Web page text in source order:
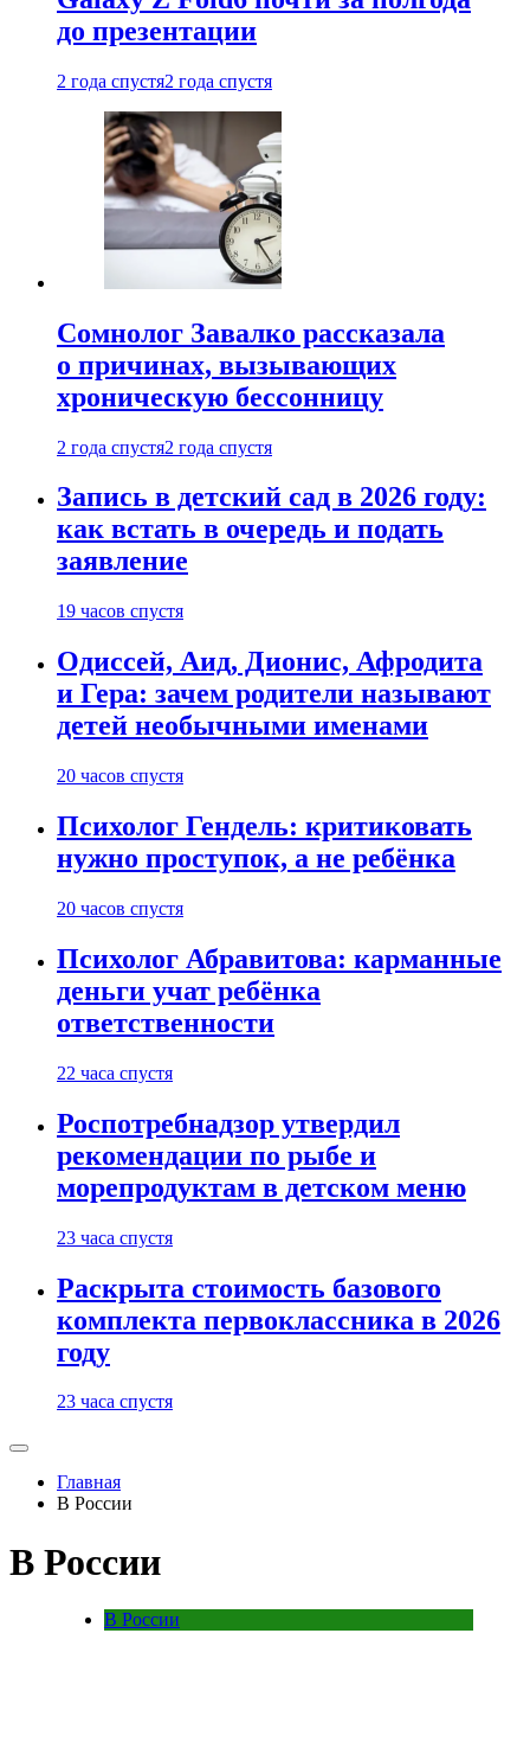
до презентации
2 года спустя2 года спустя
Сомнолог Завалко рассказала
о причинах, вызывающих
хроническую бессонницу
2 года спустя2 года спустя
Запись в детский сад в 2026 году:
как встать в очередь и подать
заявление
19 часов спустя
Одиссей, Аид, Дионис, Афродита
и Гера: зачем родители называют
детей необычными именами
20 часов спустя
Психолог Гендель: критиковать
нужно проступок, а не ребёнка
20 часов спустя
Психолог Абравитова: карманные
деньги учат ребёнка
ответственности
22 часа спустя
Роспотребнадзор утвердил
рекомендации по рыбе и
морепродуктам в детском меню
23 часа спустя
Раскрыта стоимость базового
комплекта первоклассника в 2026
году
23 часа спустя
Главная
В России
В России
В России